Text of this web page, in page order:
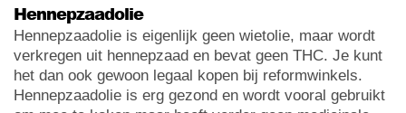
Hennepzaadolie
Hennepzaadolie is eigenlijk geen wietolie, maar wordt
verkregen uit hennepzaad en bevat geen THC. Je kunt
het dan ook gewoon legaal kopen bij reformwinkels.
Hennepzaadolie is erg gezond en wordt vooral gebruikt